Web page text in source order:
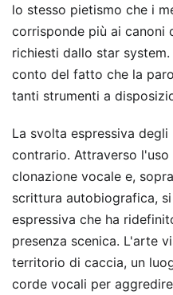
lo stesso pietismo che i
corrisponde più ai canoni
richiesti dallo star
conto del fatto che la
tanti strumenti a
La svolta espressiva
contrario. Attraverso
clonazione vocale e,
scrittura autobiografica,
espressiva che ha
presenza scenica. L'arte
territorio di caccia, un
corde vocali per